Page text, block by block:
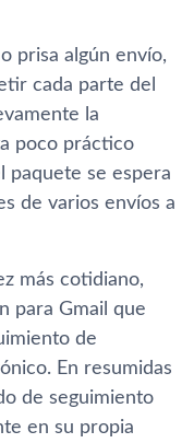
prisa algún envío,
cada parte del
la
poco práctico
paquete se espera
de varios envíos a
más cotidiano,
para Gmail que
de
En resumidas
de seguimiento
en su propia